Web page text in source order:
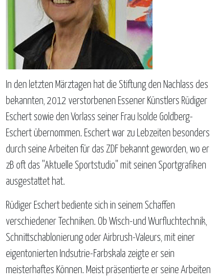
In den letzten Märztagen hat die Stiftung den Nachlass des
bekannten, 2012 verstorbenen Essener Künstlers Rüdiger
Eschert sowie den Vorlass seiner Frau Isolde Goldberg-
Eschert übernommen. Eschert war zu Lebzeiten besonders
durch seine Arbeiten für das ZDF bekannt geworden, wo er
zB oft das "Aktuelle Sportstudio" mit seinen Sportgrafiken
ausgestattet hat.
Rüdiger Eschert bediente sich in seinem Schaffen
verschiedener Techniken. Ob Wisch-und Wurfluchtechnik,
Schnittschablonierung oder Airbrush-Valeurs, mit einer
eigentonierten Indsutrie-Farbskala zeigte er sein
meisterhaftes Können. Meist präsentierte er seine Arbeiten